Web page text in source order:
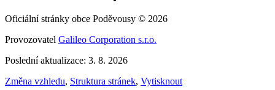
Oficiální stránky obce Poděvousy © 2026
Provozovatel Galileo Corporation s.r.o.
Poslední aktualizace: 3. 8. 2026
Změna vzhledu, Struktura stránek, Vytisknout